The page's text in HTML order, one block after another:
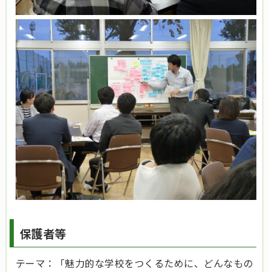
保護者等
テーマ：「魅力的な学校をつくるために、どんなもの